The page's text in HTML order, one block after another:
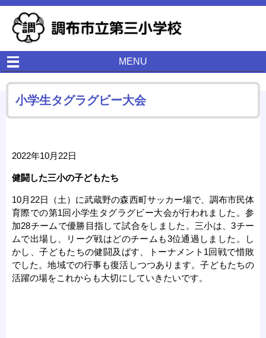
MENU
小学生タグラグビー大会
2022年10月22日
健闘した三小の子どもたち
10月22日（土）に武蔵野の森西町サッカー場で、調布市民体
育際での第1回小学生タグラグビー大会が行われました。参
加28チームで優勝目指して試合をしました。三小は、3チー
ムで出場し、リーグ戦はどのチームも3位通過しました。し
かし、子どもたちの健闘及ばす、トーナメント1回戦で惜敗
でした。地域での行事も復活しつつあります。子どもたちの
活躍の場をこれからも大切にしていきたいです。